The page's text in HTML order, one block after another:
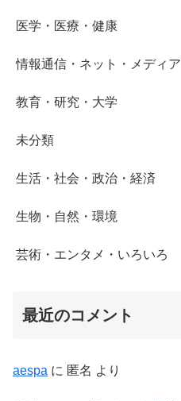
医学・医療・健康
情報通信・ネット・メディア
教育・研究・大学
未分類
生活・社会・政治・経済
生物・自然・環境
芸術・エンタメ・いろいろ
最近のコメント
aespa に 匿名 より